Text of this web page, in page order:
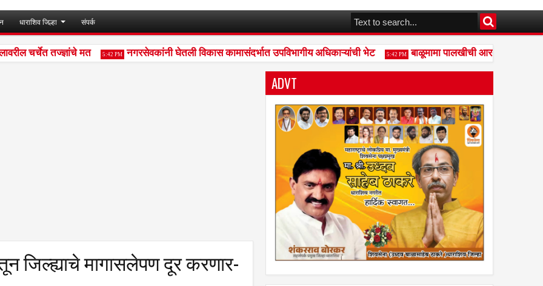
धाराशिव जिल्हा संपर्क
चर्चेत तज्ज्ञांचे मत 5:42 PM नगरसेवकांनी घेतली विकास कामासंदर्भात उपविभागीय अधिकाऱ्यांची भेट 5:42 PM बाळूमामा पालखीची आरती दुधगावकर
जिल्ह्याचे मागासलेपण दूर करणार-
ADVT